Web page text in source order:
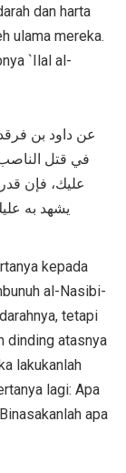
dan harta
ulama mereka.
`Ilal al-
عن داود بن
في قتل
عليك، فإن
يشهد به
kepada
al-Nasibi-
tetapi
dinding atasnya
lakukanlah
lagi: Apa
apa